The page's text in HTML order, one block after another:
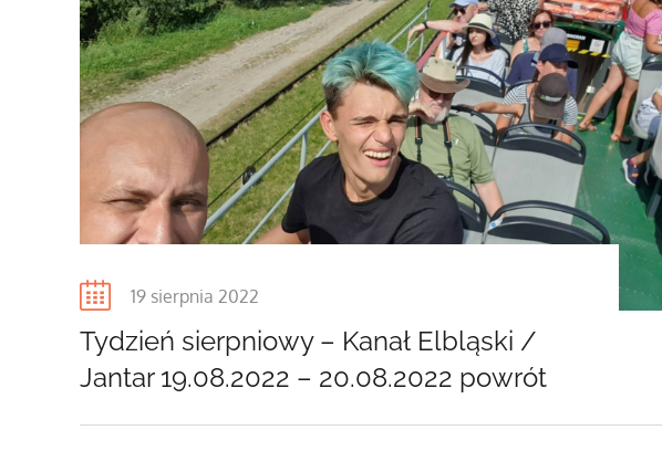
Posted
19 sierpnia 2022
Tydzień sierpniowy – Kanał Elbląski /
Jantar 19.08.2022 – 20.08.2022 powrót